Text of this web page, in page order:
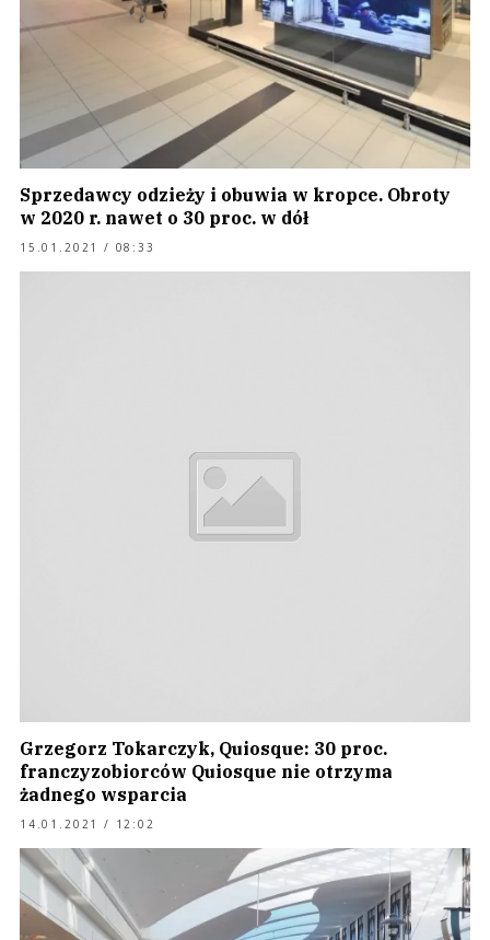
Sprzedawcy odzieży i obuwia w kropce. Obroty
w 2020 r. nawet o 30 proc. w dół
15.01.2021 / 08:33
Grzegorz Tokarczyk, Quiosque: 30 proc.
franczyzobiorców Quiosque nie otrzyma
żadnego wsparcia
14.01.2021 / 12:02